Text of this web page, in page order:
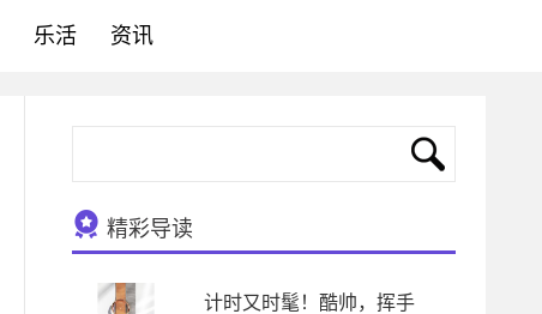
乐活 资讯
精彩导读
计时又时髦！酷帅，挥手